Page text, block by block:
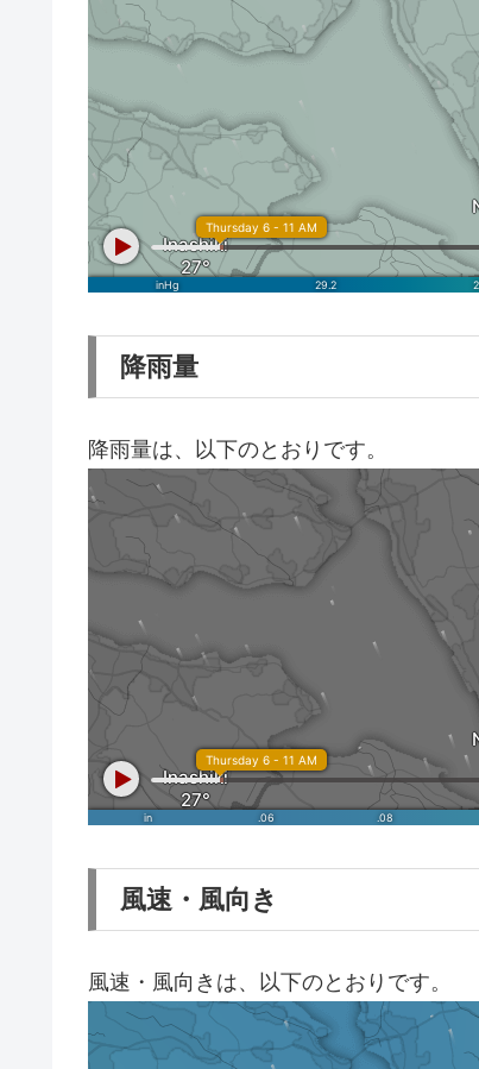
降雨量
降雨量は、以下のとおりです。
風速・風向き
風速・風向きは、以下のとおりです。